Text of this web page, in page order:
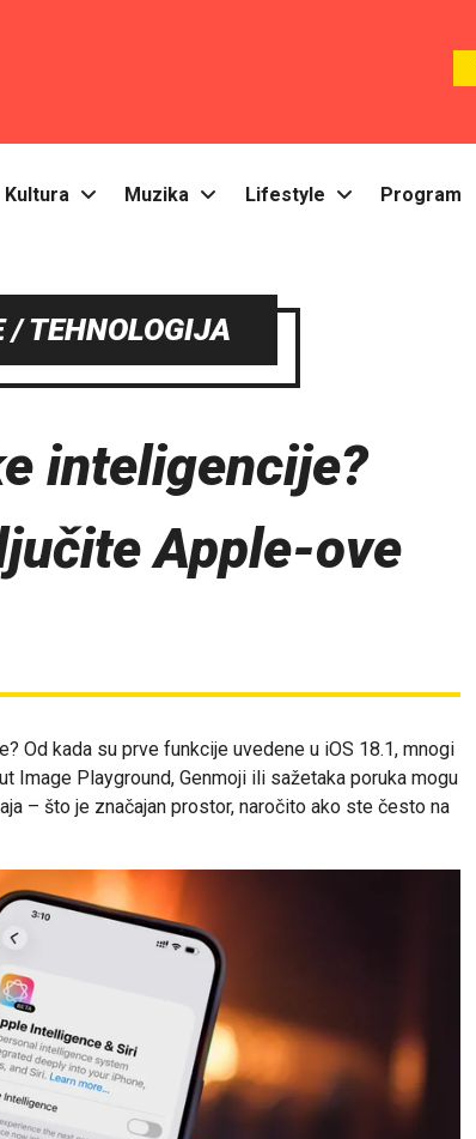
Kultura Muzika Lifestyle Program
/ TEHNOLOGIJA
inteligencije?
Apple-ove
Od kada su prve funkcije uvedene u iOS 18.1, mnogi
Image Playground, Genmoji ili sažetaka poruka mogu
– što je značajan prostor, naročito ako ste često na